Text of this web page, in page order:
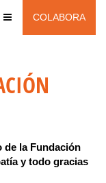
COLABORA
de la Fundación
y todo gracias